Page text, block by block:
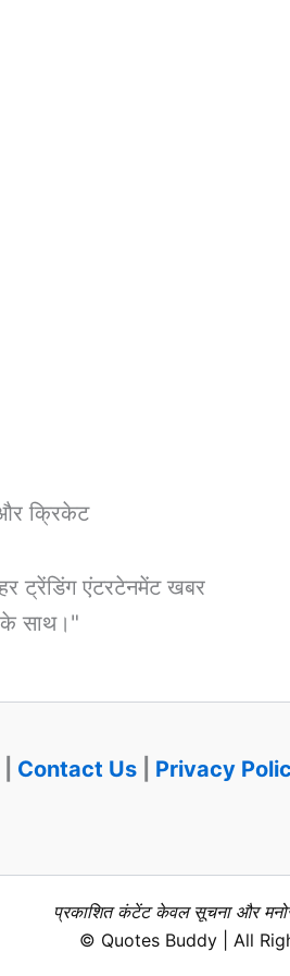
क्रिकेट
ट्रेंडिंग एंटरटेनमेंट खबर
के साथ।"
Contact Us Privacy
प्रकाशित कंटेंट केवल सूचना और
© Quotes Buddy | All